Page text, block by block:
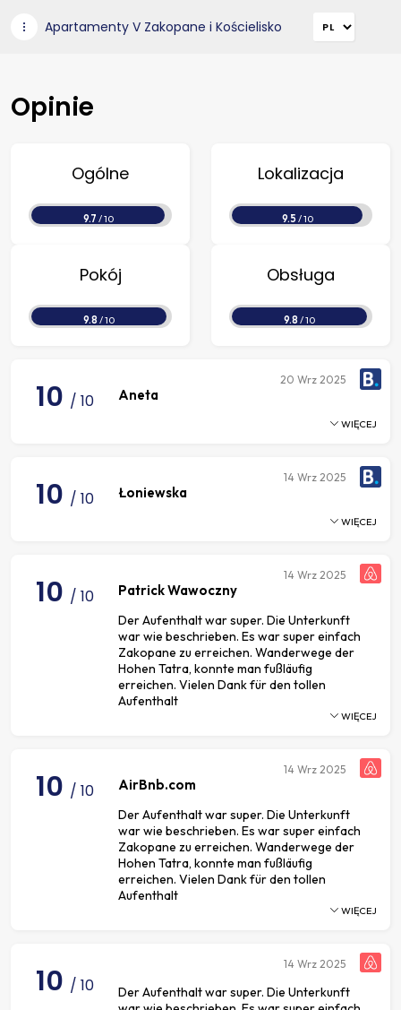
Apartamenty V Zakopane i Kościelisko
Opinie
Ogólne
9.7 / 10
Lokalizacja
9.5 / 10
Pokój
9.8 / 10
Obsługa
9.8 / 10
10 / 10 Aneta
20 Wrz 2025
WIĘCEJ
10 / 10 Łoniewska
14 Wrz 2025
WIĘCEJ
10 / 10 Patrick Wawoczny
Der Aufenthalt war super. Die Unterkunft
war wie beschrieben. Es war super einfach
Zakopane zu erreichen. Wanderwege der
Hohen Tatra, konnte man fußläufig
erreichen. Vielen Dank für den tollen
Aufenthalt
14 Wrz 2025
WIĘCEJ
10 / 10 AirBnb.com
Der Aufenthalt war super. Die Unterkunft
war wie beschrieben. Es war super einfach
Zakopane zu erreichen. Wanderwege der
Hohen Tatra, konnte man fußläufig
erreichen. Vielen Dank für den tollen
Aufenthalt
14 Wrz 2025
WIĘCEJ
10 / 10
Der Aufenthalt war super. Die Unterkunft
14 Wrz 2025